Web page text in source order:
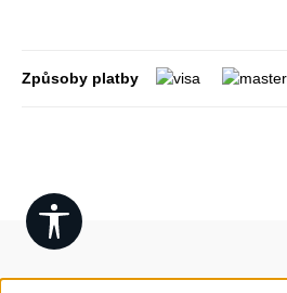
Způsoby platby
Show toolbar